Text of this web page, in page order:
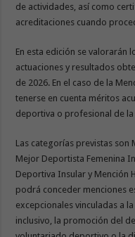
de actividades, así como
acreditaciones cuando
En esta edición se valorarán
actuaciones y resultados
de 2026. En el caso de la
tenerse en cuenta méritos
deportiva o profesional de
Las categorías previstas son
Mejor Deportista Femenina
Deportiva Insular y Mención
podrá conceder menciones
excepcionales vinculadas a
inclusivo, la promoción del